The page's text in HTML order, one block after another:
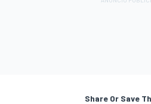
Share Or Save